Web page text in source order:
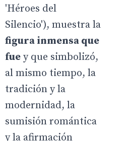
'Héroes del
Silencio'), muestra la
figura inmensa que
fue y que simbolizó,
al mismo tiempo, la
tradición y la
modernidad, la
sumisión romántica
y la afirmación